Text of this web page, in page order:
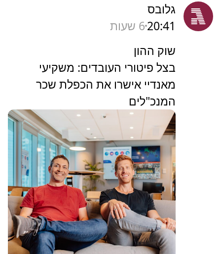
גלובס
20:416 שעות
שוק ההון
בצל פיטורי העובדים: משקיעי
מאנדיי אישרו את הכפלת שכר
המנכ"לים